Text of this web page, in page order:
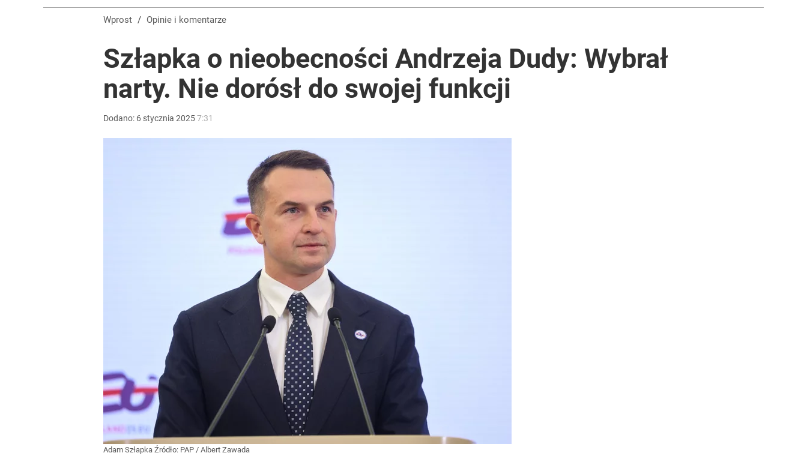
Wprost / Opinie i komentarze
Szłapka o nieobecności Andrzeja Dudy: Wybrał
narty. Nie dorósł do swojej funkcji
Dodano: 6 stycznia 20257:31
Adam Szłapka Źródło: PAP / Albert Zawada